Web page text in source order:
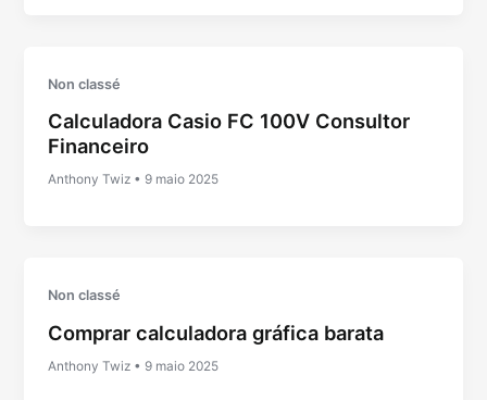
Non classé
Calculadora Casio FC 100V Consultor
Financeiro
Anthony Twiz •9 maio 2025
Non classé
Comprar calculadora gráfica barata
Anthony Twiz •9 maio 2025